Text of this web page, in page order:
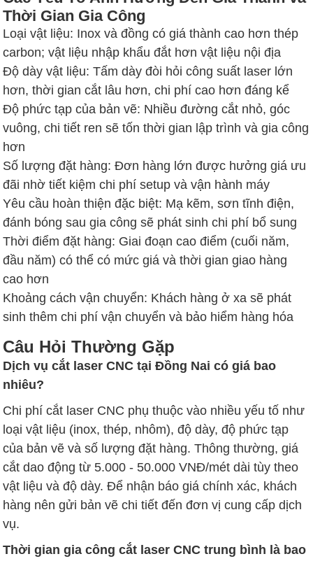
Thời Gian Gia Công
Loại vật liệu: Inox và đồng có giá thành cao hơn thép
carbon; vật liệu nhập khẩu đắt hơn vật liệu nội địa
Độ dày vật liệu: Tấm dày đòi hỏi công suất laser lớn
hơn, thời gian cắt lâu hơn, chi phí cao hơn đáng kể
Độ phức tạp của bản vẽ: Nhiều đường cắt nhỏ, góc
vuông, chi tiết ren sẽ tốn thời gian lập trình và gia công
hơn
Số lượng đặt hàng: Đơn hàng lớn được hưởng giá ưu
đãi nhờ tiết kiệm chi phí setup và vận hành máy
Yêu cầu hoàn thiện đặc biệt: Mạ kẽm, sơn tĩnh điện,
đánh bóng sau gia công sẽ phát sinh chi phí bổ sung
Thời điểm đặt hàng: Giai đoạn cao điểm (cuối năm,
đầu năm) có thể có mức giá và thời gian giao hàng
cao hơn
Khoảng cách vận chuyển: Khách hàng ở xa sẽ phát
sinh thêm chi phí vận chuyển và bảo hiểm hàng hóa
Câu Hỏi Thường Gặp
Dịch vụ cắt laser CNC tại Đồng Nai có giá bao
nhiêu?
Chi phí cắt laser CNC phụ thuộc vào nhiều yếu tố như
loại vật liệu (inox, thép, nhôm), độ dày, độ phức tạp
của bản vẽ và số lượng đặt hàng. Thông thường, giá
cắt dao động từ 5.000 - 50.000 VNĐ/mét dài tùy theo
vật liệu và độ dày. Để nhận báo giá chính xác, khách
hàng nên gửi bản vẽ chi tiết đến đơn vị cung cấp dịch
vụ.
Thời gian gia công cắt laser CNC trung bình là bao